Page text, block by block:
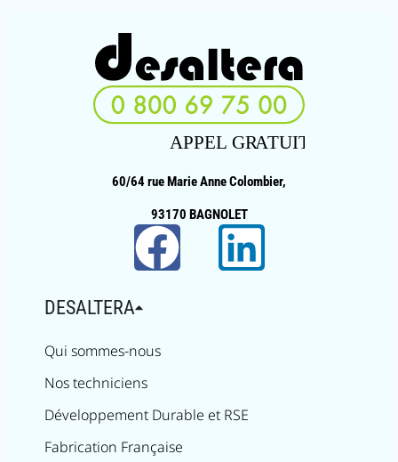
60/64 rue Marie Anne Colombier,
93170 BAGNOLET
DESALTERA
Qui sommes-nous
Nos techniciens
Développement Durable et RSE
Fabrication Française